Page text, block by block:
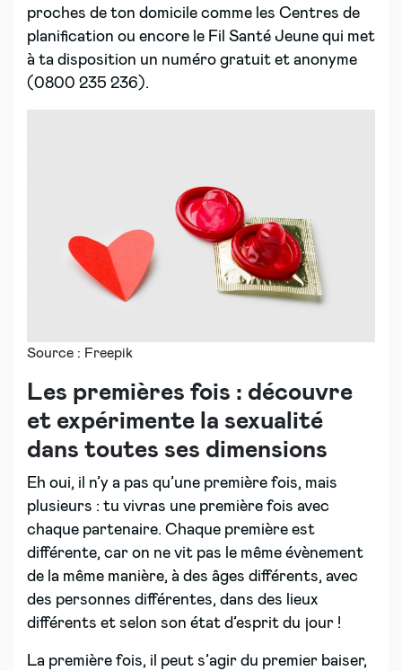
proches de ton domicile comme les Centres de
planification ou encore le Fil Santé Jeune qui met
à ta disposition un numéro gratuit et anonyme
(0800 235 236).
Source : Freepik
Les premières fois : découvre
et expérimente la sexualité
dans toutes ses dimensions
Eh oui, il n’y a pas qu’une première fois, mais
plusieurs : tu vivras une première fois avec
chaque partenaire. Chaque première est
différente, car on ne vit pas le même évènement
de la même manière, à des âges différents, avec
des personnes différentes, dans des lieux
différents et selon son état d’esprit du jour !
La première fois, il peut s’agir du premier baiser,